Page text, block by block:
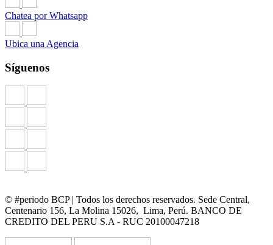
Chatea por Whatsapp
Ubica una Agencia
Síguenos
© #periodo BCP | Todos los derechos reservados. Sede Central,
Centenario 156, La Molina 15026, Lima, Perú. BANCO DE
CREDITO DEL PERU S.A - RUC 20100047218